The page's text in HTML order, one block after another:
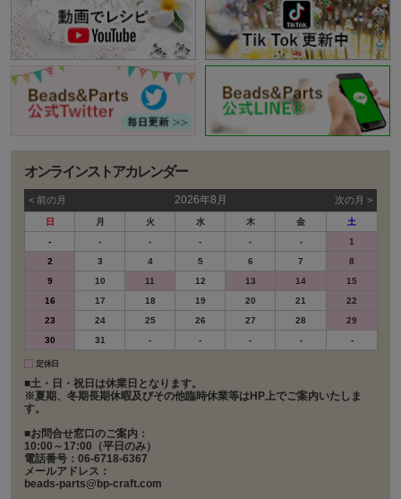
オンラインストアカレンダー
< 前の⽉ 2026年8月 次の⽉ >
日 月 火 水 木 金
土
-
- - - - -
1
2
3 4 5 6 7
8
9
10 11 12 13 14
15
16
17 18 19 20 21
22
23
24 25 26 27 28
29
30
31 - - - - -
定休日
■土・日・祝日は休業日となります。
※夏期、冬期長期休暇及びその他臨時休業等はHP上でご案内いたしま
す。
■お問合せ窓口のご案内：
10:00～17:00（平日のみ）
電話番号：06-6718-6367
メールアドレス：
beads-parts@bp-craft.com